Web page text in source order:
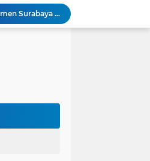
Peringatan HAN 2026, Pemerintah Pusat Apresiasi Komitmen Surabaya Penuhi Hak dan Lindungi Anak
BNI Catat Fundamental Bisnis Kokoh di Bawah Danantara, Ditopang Pertumbuhan Kredit dan Kualitas Aset